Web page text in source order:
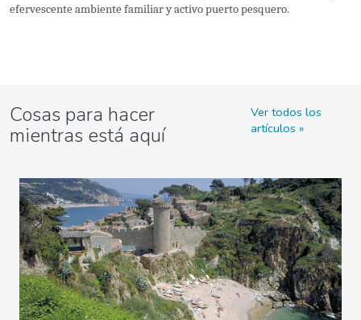
efervescente ambiente familiar y activo puerto pesquero.
Cosas para hacer
mientras está aquí
Ver todos los
artículos